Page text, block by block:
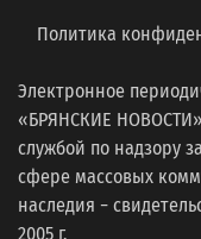
Политика
Электронное
«БРЯНСКИЕ
службой по надзору
сфере массовых
наследия −
2005 г.